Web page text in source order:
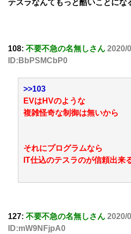
テスラなんてもっと酷いことにな
108: 不要不急の名無しさん 2020/
ID:BbPSMCbP0
>>103
EVはHVのような
複雑怪奇な制御は無いから
それにプログラムなら
IT仕込のテスラのが信頼出来
127: 不要不急の名無しさん 2020/
ID:mW9NFjpA0